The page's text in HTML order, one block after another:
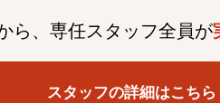
ら、専任スタッフ全員が
スタッフの詳細はこちら